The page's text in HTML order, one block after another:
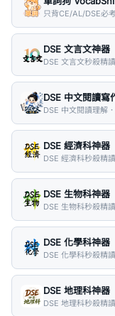
只背CE/AL/DSE必
DSE 文言文神器
DSE 文言文秒殺精
DSE 中文閱讀寫
DSE 中文閱讀理解
DSE 經濟科神器
DSE 經濟科秒殺精
DSE 生物科神器
DSE 生物科秒殺精
DSE 化學科神器
DSE 化學科秒殺精
DSE 地理科神器
DSE 地理科秒殺精